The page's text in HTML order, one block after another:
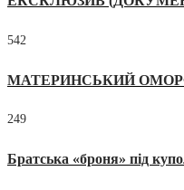
542
МАТЕРИНСЬКИЙ
249
Братська «броня» під